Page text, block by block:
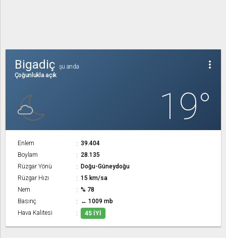
more_vert
Bigadiç
şu anda
Çoğunlukla açık
19°
Enlem
39.404
Boylam
28.135
Rüzgar Yönü
Doğu-Güneydoğu
Rüzgar Hızı
15 km/sa
Nem
% 78
Basınç
↔ 1009 mb
Hava Kalitesi
45 İYI